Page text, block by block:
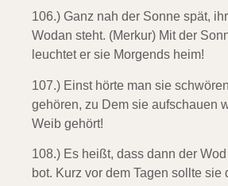
106.) Ganz nah der Sonne spät,
Wodan steht. (Merkur) Mit der
leuchtet er sie Morgends heim!
107.) Einst hörte man sie
gehören, zu Dem sie aufschauen
Weib gehört!
108.) Es heißt, dass dann der Wod
bot. Kurz vor dem Tagen sollte sie